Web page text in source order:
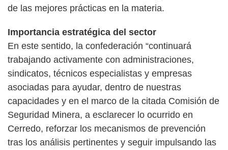
de las mejores prácticas en la materia.
Importancia estratégica del sector
En este sentido, la confederación “continuará
trabajando activamente con administraciones,
sindicatos, técnicos especialistas y empresas
asociadas para ayudar, dentro de nuestras
capacidades y en el marco de la citada Comisión de
Seguridad Minera, a esclarecer lo ocurrido en
Cerredo, reforzar los mecanismos de prevención
tras los análisis pertinentes y seguir impulsando las